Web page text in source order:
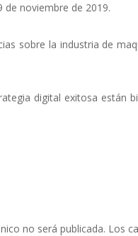
de noviembre de 2019.
sobre la industria de
digital exitosa están
no será publicada. Los